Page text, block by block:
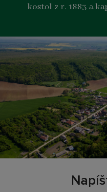
kostol z r. 1883 a